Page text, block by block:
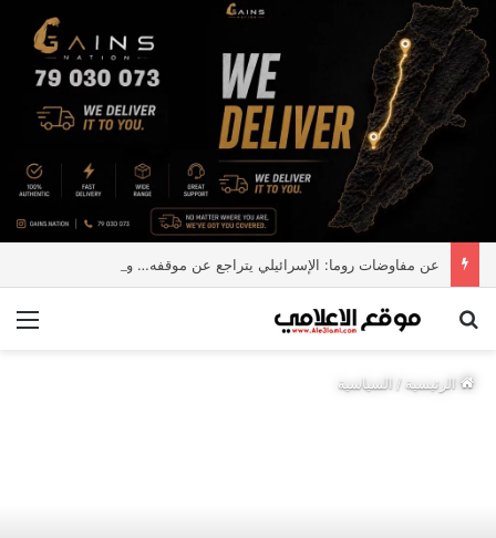
عن مفاوضات روما: الإسرائيلي يتراجع عن موقفه… و”Fake news”
بحث عن
الرئيسية/ السياسية